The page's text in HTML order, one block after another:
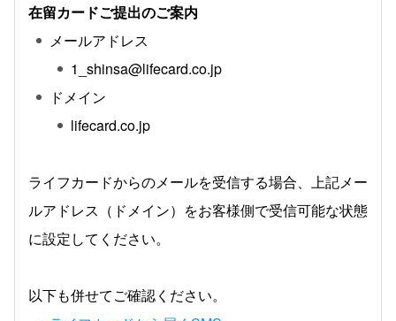
在留カードご提出のご案内
メールアドレス
1_shinsa@lifecard.co.jp
ドメイン
lifecard.co.jp
ライフカードからのメールを受信する場合、上記メー
ルアドレス（ドメイン）をお客様側で受信可能な状態
に設定してください。
以下も併せてご確認ください。